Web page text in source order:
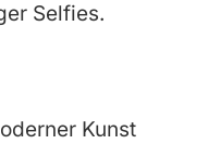
Selfies.
Kunst